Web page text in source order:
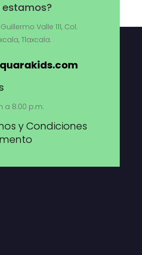
estamos?
Valle 111, Col.
Tlaxcala.
a 8:00 p.m.
y Condiciones